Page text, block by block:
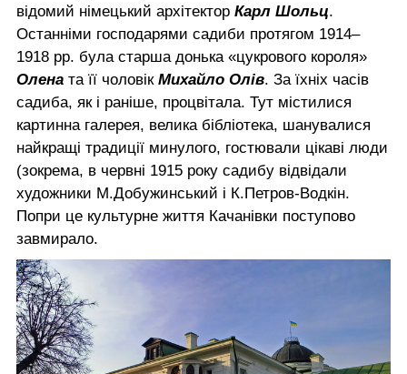
відомий німецький архітектор Карл Шольц.
Останніми господарями садиби протягом 1914–
1918 рр. була старша донька «цукрового короля»
Олена та її чоловік Михайло Олів. За їхніх часів
садиба, як і раніше, процвітала. Тут містилися
картинна галерея, велика бібліотека, шанувалися
найкращі традиції минулого, гостювали цікаві люди
(зокрема, в червні 1915 року садибу відвідали
художники М.Добужинський і К.Петров-Водкін.
Попри це культурне життя Качанівки поступово
завмирало.